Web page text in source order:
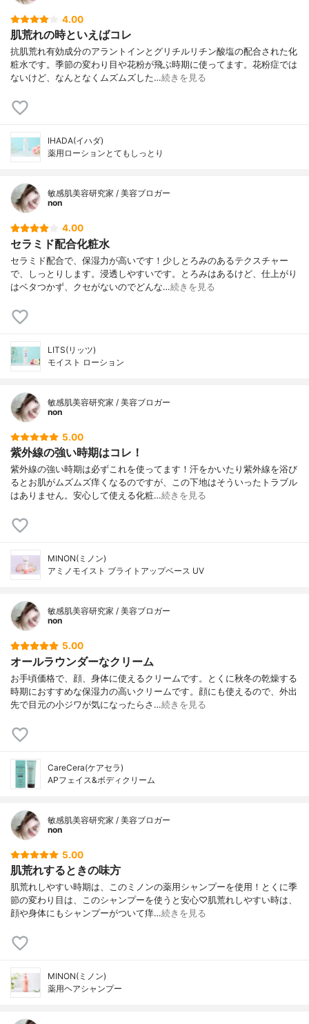
4.00
肌荒れの時といえばコレ
抗肌荒れ有効成分のアラントインとグリチルリチン酸塩の配合された化
粧水です。季節の変わり目や花粉が飛ぶ時期に使ってます。花粉症では
ないけど、なんとなくムズムズした…続きを見る
IHADA(イハダ)
薬用ローションとてもしっとり
敏感肌美容研究家 / 美容ブロガー
non
4.00
セラミド配合化粧水
セラミド配合で、保湿力が高いです！少しとろみのあるテクスチャー
で、しっとりします。浸透しやすいです。とろみはあるけど、仕上がり
はベタつかず、クセがないのでどんな…続きを見る
LITS(リッツ)
モイスト ローション
敏感肌美容研究家 / 美容ブロガー
non
5.00
紫外線の強い時期はコレ！
紫外線の強い時期は必ずこれを使ってます！汗をかいたり紫外線を浴び
るとお肌がムズムズ痒くなるのですが、この下地はそういったトラブル
はありません。安心して使える化粧…続きを見る
MINON(ミノン)
アミノモイスト ブライトアップベース UV
敏感肌美容研究家 / 美容ブロガー
non
5.00
オールラウンダーなクリーム
お手頃価格で、顔、身体に使えるクリームです。とくに秋冬の乾燥する
時期におすすめな保湿力の高いクリームです。顔にも使えるので、外出
先で目元の小ジワが気になったらさ…続きを見る
CareCera(ケアセラ)
APフェイス&ボディクリーム
敏感肌美容研究家 / 美容ブロガー
non
5.00
肌荒れするときの味方
肌荒れしやすい時期は、このミノンの薬用シャンプーを使用！とくに季
節の変わり目は、このシャンプーを使うと安心♡肌荒れしやすい時は、
顔や身体にもシャンプーがついて痒…続きを見る
MINON(ミノン)
薬用ヘアシャンプー